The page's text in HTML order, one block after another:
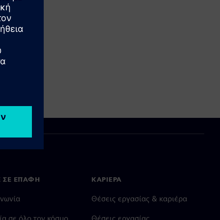
ΣΕ ΕΠΑΦΉ ΚΑΡΙΈΡΑ
Θέσεις εργασίας & καριέρα